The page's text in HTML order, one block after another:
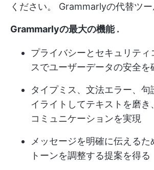
ください。 Grammarlyの代替ツ
Grammarlyの最大の機能.
プライバシーとセキュリティ
スでユーザーデータの安全を
タイプミス、文法エラー、句
イライトしてテキストを磨き
コミュニケーションを実現
メッセージを明確に伝える
トーンを調整する提案を得る